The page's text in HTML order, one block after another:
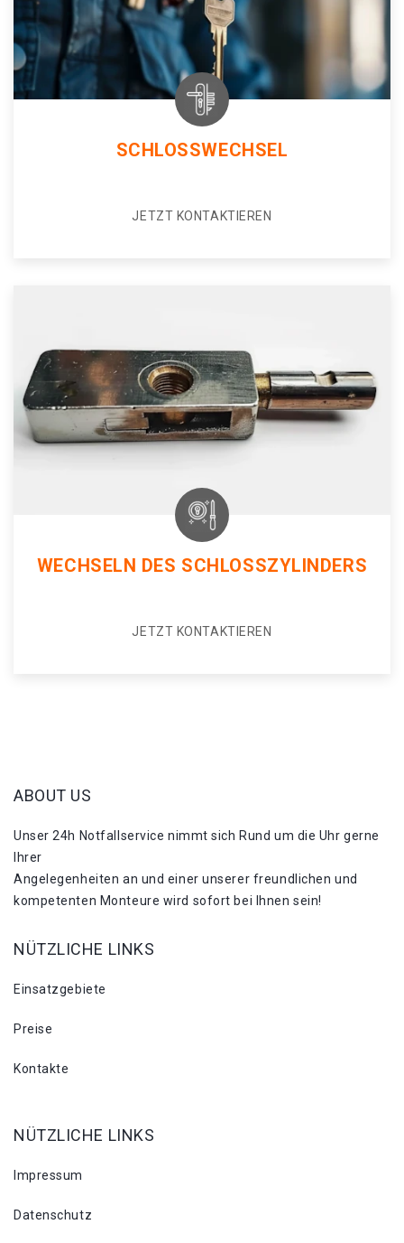
SCHLOSSWECHSEL
JETZT KONTAKTIEREN
WECHSELN DES SCHLOSSZYLINDERS
JETZT KONTAKTIEREN
ABOUT US
Unser 24h Notfallservice nimmt sich Rund um die Uhr gerne
Ihrer
Angelegenheiten an und einer unserer freundlichen und
kompetenten Monteure wird sofort bei Ihnen sein!
NÜTZLICHE LINKS
Einsatzgebiete
Preise
Kontakte
NÜTZLICHE LINKS
Impressum
Datenschutz